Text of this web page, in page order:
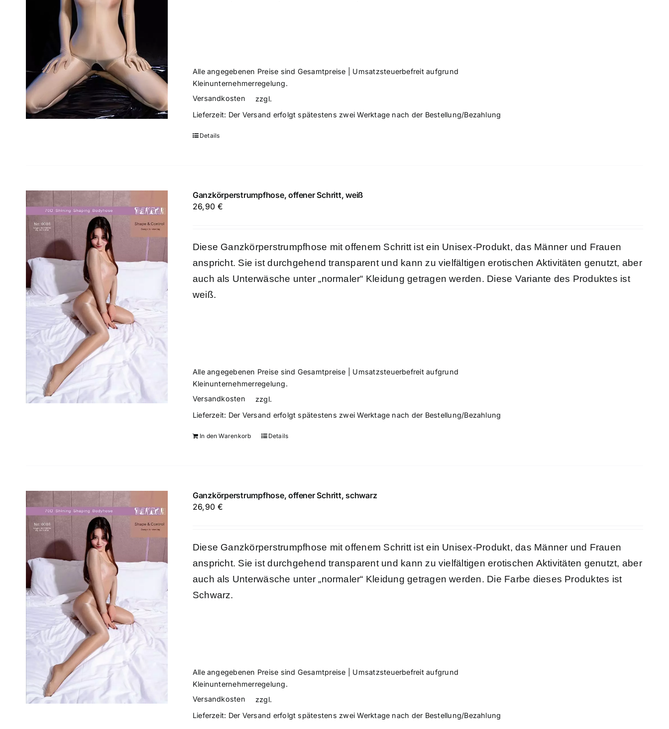
Alle angegebenen Preise sind Gesamtpreise | Umsatzsteuerbefreit aufgrund
Kleinunternehmerregelung.
zzgl.
Versandkosten
Lieferzeit: Der Versand erfolgt spätestens zwei Werktage nach der Bestellung/Bezahlung
Details
Ganzkörperstrumpfhose, offener Schritt, weiß
26,90€
Diese Ganzkörperstrumpfhose mit offenem Schritt ist ein Unisex-Produkt, das Männer und Frauen
anspricht. Sie ist durchgehend transparent und kann zu vielfältigen erotischen Aktivitäten genutzt, aber
auch als Unterwäsche unter „normaler“ Kleidung getragen werden. Diese Variante des Produktes ist
weiß.
Alle angegebenen Preise sind Gesamtpreise | Umsatzsteuerbefreit aufgrund
Kleinunternehmerregelung.
zzgl.
Versandkosten
Lieferzeit: Der Versand erfolgt spätestens zwei Werktage nach der Bestellung/Bezahlung
In den Warenkorb Details
Ganzkörperstrumpfhose, offener Schritt, schwarz
26,90€
Diese Ganzkörperstrumpfhose mit offenem Schritt ist ein Unisex-Produkt, das Männer und Frauen
anspricht. Sie ist durchgehend transparent und kann zu vielfältigen erotischen Aktivitäten genutzt, aber
auch als Unterwäsche unter „normaler“ Kleidung getragen werden. Die Farbe dieses Produktes ist
Schwarz.
Alle angegebenen Preise sind Gesamtpreise | Umsatzsteuerbefreit aufgrund
Kleinunternehmerregelung.
zzgl.
Versandkosten
Lieferzeit: Der Versand erfolgt spätestens zwei Werktage nach der Bestellung/Bezahlung